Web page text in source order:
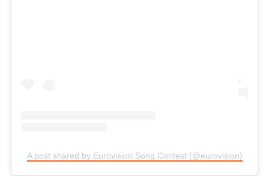
A post shared by Eurovision Song Contest (@eurovision)